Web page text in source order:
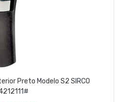
Preto Modelo S2 SIRCO